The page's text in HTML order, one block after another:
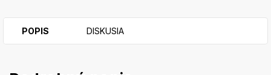
POPIS DISKUSIA